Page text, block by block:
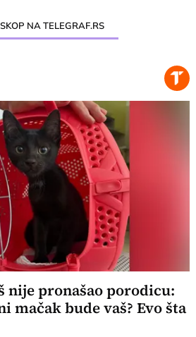
NA TELEGRAF.RS
nije pronašao porodicu:
mačak bude vaš? Evo šta